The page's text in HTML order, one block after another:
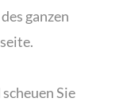
ganzen
Sie